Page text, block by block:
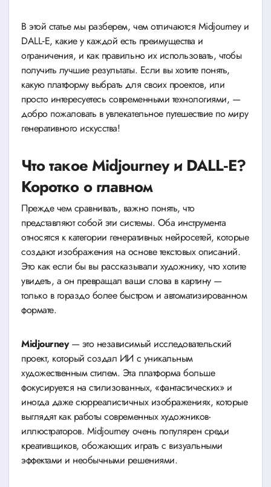
В этой статье мы разберем, чем отличаются Midjourney и
DALL‑E, какие у каждой есть преимущества и
ограничения, и как правильно их использовать, чтобы
получить лучшие результаты. Если вы хотите понять,
какую платформу выбрать для своих проектов, или
просто интересуетесь современными технологиями, —
добро пожаловать в увлекательное путешествие по миру
генеративного искусства!
Что такое Midjourney и DALL‑E?
Коротко о главном
Прежде чем сравнивать, важно понять, что
представляют собой эти системы. Оба инструмента
относятся к категории генеративных нейросетей, которые
создают изображения на основе текстовых описаний.
Это как если бы вы рассказывали художнику, что хотите
увидеть, а он превращал ваши слова в картину —
только в гораздо более быстром и автоматизированном
формате.
Midjourney— это независимый исследовательский
проект, который создал ИИ с уникальным
художественным стилем. Эта платформа больше
фокусируется на стилизованных, «фантастических» и
иногда даже сюрреалистичных изображениях, которые
выглядят как работы современных художников-
иллюстраторов. Midjourney очень популярен среди
креативщиков, обожающих играть с визуальными
эффектами и необычными решениями.